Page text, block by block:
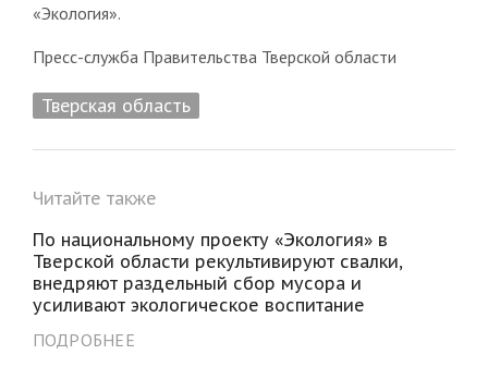
«Экология».
Пресс-служба Правительства Тверской области
Тверская область
Читайте также
По национальному проекту «Экология» в
Тверской области рекультивируют свалки,
внедряют раздельный сбор мусора и
усиливают экологическое воспитание
ПОДРОБНЕЕ